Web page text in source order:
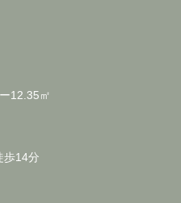
12.35㎡
歩14分